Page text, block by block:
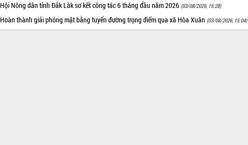
Hội Nông dân tỉnh Đắk Lắk sơ kết công tác 6 tháng đầu năm 2026 (03/08/2026, 15:28)
Hoàn thành giải phóng mặt bằng tuyến đường trọng điểm qua xã Hòa Xuân (03/08/2026, 15:04)